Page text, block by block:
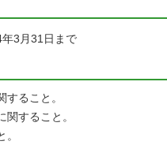
3月31日まで
ること。
すること。